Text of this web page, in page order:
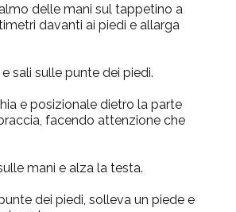
delle mani sul tappetino a
davanti ai piedi e allarga
sali sulle punte dei piedi.
e posizionale dietro la parte
facendo attenzione che
mani e alza la testa.
dei piedi, solleva un piede e